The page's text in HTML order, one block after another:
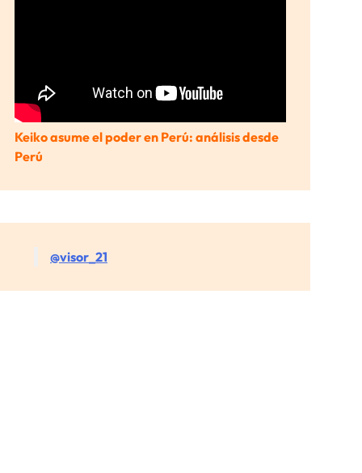
Keiko asume el poder en Perú: análisis desde
Perú
@visor_21